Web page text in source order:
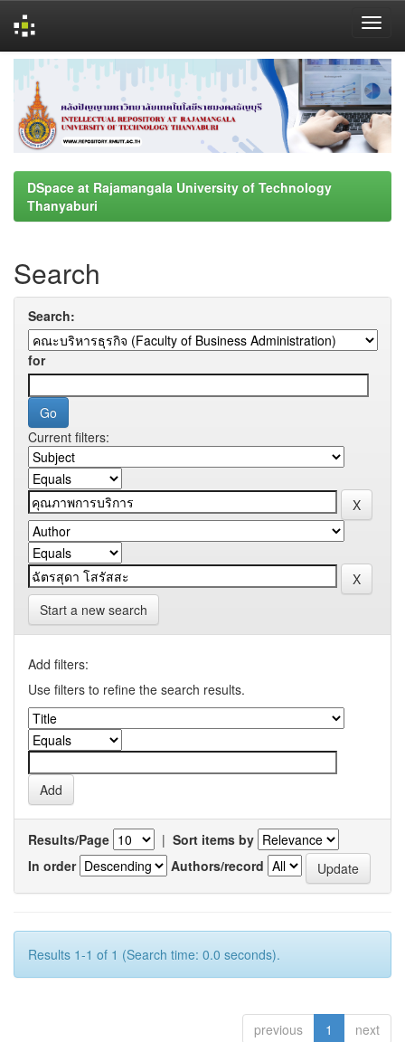
navigation
DSpace at Rajamangala University of Technology
Thanyaburi
Search
Search:
for
Current filters:
Start a new search
Add filters:
Use filters to refine the search results.
Results/Page | Sort items by
In order
Authors/record
Results 1-1 of 1 (Search time: 0.0 seconds).
previous 1 next